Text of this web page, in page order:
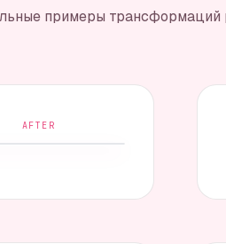
примеры трансформаций
AFTER